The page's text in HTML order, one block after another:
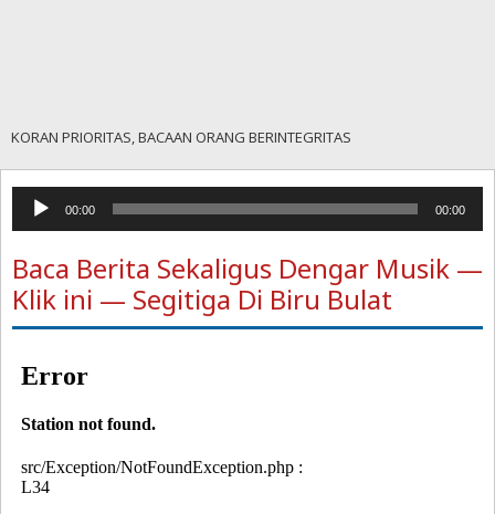
KORAN PRIORITAS, BACAAN ORANG BERINTEGRITAS
Pemutar
Audio
00:00 00:00
Baca Berita Sekaligus Dengar Musik —
Klik ini — Segitiga Di Biru Bulat